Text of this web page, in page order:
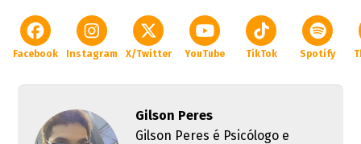
Facebook Instagram X/Twitter YouTube TikTok Spotify
Gilson Peres
Gilson Peres é Psicólogo e